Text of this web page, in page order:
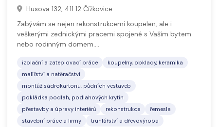
Husova 132, 411 12 Čížkovice
Zabývám se nejen rekonstrukcemi koupelen, ale i
veškerými zednickými pracemi spojené s Vaším bytem
nebo rodinným domem.…
izolační a zateplovací práce
koupelny, obklady, keramika
malířství a natěračství
montáž sádrokartonu, půdních vestaveb
pokládka podlah, podlahových krytin
přestavby a úpravy interiérů
rekonstrukce
řemesla
stavební práce a firmy
truhlářství a dřevovýroba